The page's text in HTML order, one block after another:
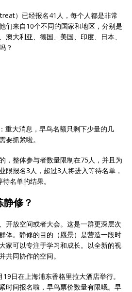
）已经报名41人，每个人都是非常
们来自10个不同的国家和地区，分别是
澳大利亚、德国、美国、印度、日本、
？
重大消息，早鸟名额只剩下少量的几
要抓紧啦。
，整体参与者数量限制在75人，并且为
限报名3人，超过3人将进入等待名单，
名单的结果。
修？
开放空间或者大会。这是一群更深层次
体。静修的目的（愿景）是营造一段时
家可以专注于学习和成长。以全新的视
共同协作的空间。
日在上海浦东香格里拉大酒店举行。
时间报名啦，早鸟票价数量有限哦。早